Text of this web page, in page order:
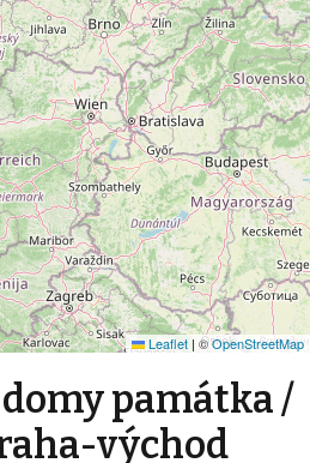
Leaflet | ©OpenStreetMap
památka /
východ